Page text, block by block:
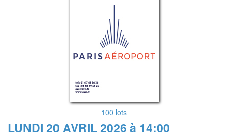
100 lots
LUNDI 20 AVRIL 2026 à 14:00